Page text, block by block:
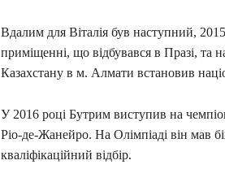
Вдалим для Віталія був наступний,
приміщенні, що відбувався в Празі, та
Казахстану в м. Алмати встановив
У 2016 році Бутрим виступив на
Ріо-де-Жанейро. На Олімпіаді він мав
кваліфікаційний відбір.